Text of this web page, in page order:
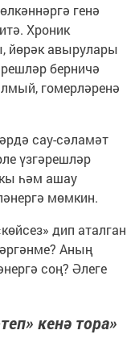
генә
Хроник
йөрәк авырулары
берничә
гомерләренә
сау-сәламәт
үзгәрешләр
һәм ашау
мөмкин.
дип аталган
Аның
соң? Әлеге
кенә тора»